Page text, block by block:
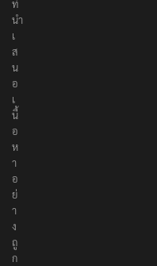
ที่
นำ
เ
ส
น
อ
เ
นื้
อ
ห
า
อ
ย่
า
ง
ถู
ก